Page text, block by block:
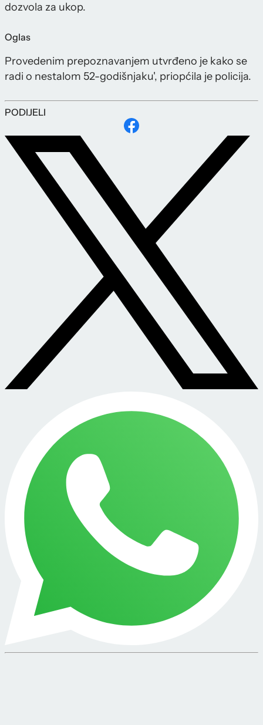
dozvola za ukop.
Oglas
Provedenim prepoznavanjem utvrđeno je kako se
radi o nestalom 52-godišnjaku', priopćila je policija.
PODIJELI